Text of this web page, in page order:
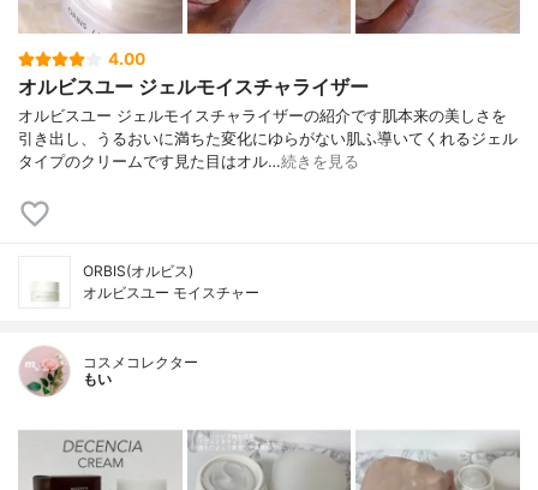
4.00
オルビスユー ジェルモイスチャライザー
オルビスユー ジェルモイスチャライザーの紹介です肌本来の美しさを
引き出し、うるおいに満ちた変化にゆらがない肌ふ導いてくれるジェル
タイプのクリームです見た目はオル…続きを見る
ORBIS(オルビス)
オルビスユー モイスチャー
コスメコレクター
もい